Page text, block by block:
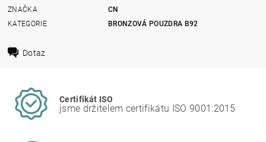
ZNAČKA
CN
KATEGORIE
BRONZOVÁ POUZDRA B92
Dotaz
Certifikát ISO
jsme držitelem certifikátu ISO 9001:2015